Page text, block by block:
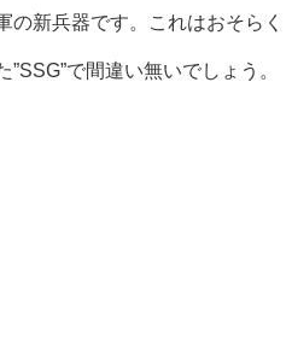
の新兵器です。これはおそらく
で間違い無いでしょう。